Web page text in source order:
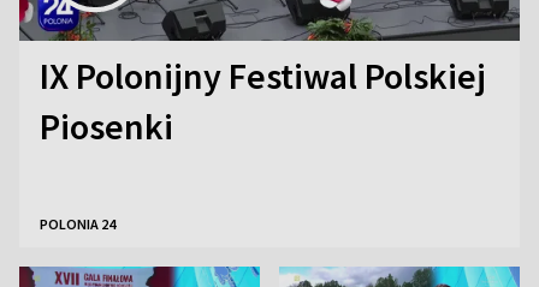
IX Polonijny Festiwal Polskiej
Piosenki
POLONIA 24